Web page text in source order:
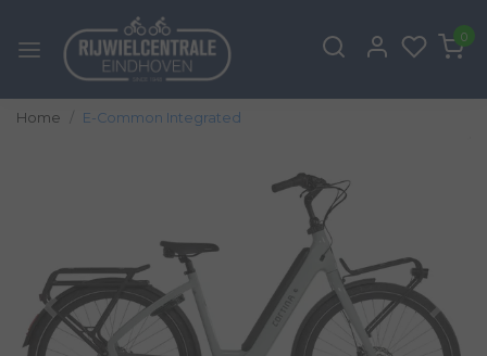
0
Home E-Common Integrated
Vorige